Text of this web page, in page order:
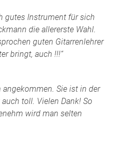
gutes Instrument für sich
die allererste Wahl.
guten Gitarrenlehrer
bringt, auch !!!“
angekommen. Sie ist in der
toll. Vielen Dank! So
wird man selten